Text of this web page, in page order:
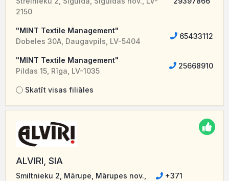
2150
"MINT Textile Management"
Dobeles 30A, Daugavpils, LV-5404
65433112
"MINT Textile Management"
Pildas 15, Rīga, LV-1035
25668910
Skatīt visas filiāles
ALVIRI, SIA
Smiltnieku 2, Mārupe, Mārupes nov.,
+371